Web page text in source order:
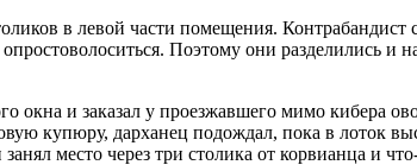
в левой части помещения.
Поэтому они разделились
окна и заказал у проезжавшего мимо кибера
купюру, дарханец подождал, пока в лоток
место через три столика от корвианца и